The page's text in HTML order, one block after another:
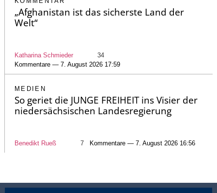
„Afghanistan ist das sicherste Land der
Welt“
Katharina Schmieder
34
Kommentare — 7. August 2026 17:59
MEDIEN
So geriet die JUNGE FREIHEIT ins Visier der
niedersächsischen Landesregierung
Benedikt Rueß 7 Kommentare — 7. August 2026 16:56